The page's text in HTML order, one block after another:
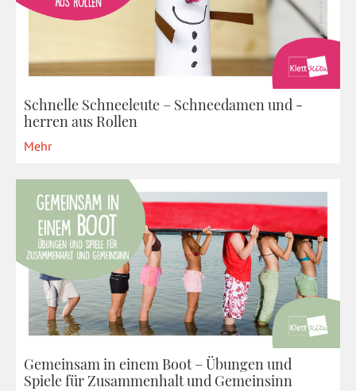
Schnelle Schneeleute – Schneedamen und -
herren aus Rollen
Mehr
Gemeinsam in einem Boot – Übungen und
Spiele für Zusammenhalt und Gemeinsinn